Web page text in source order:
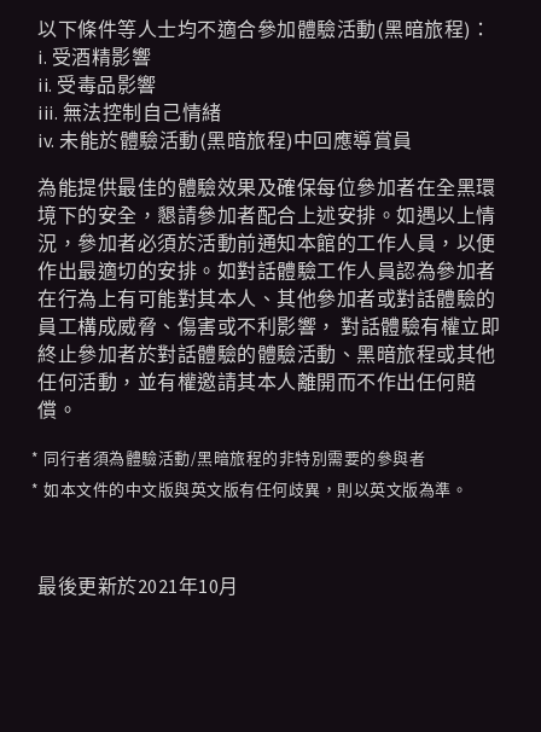
以下條件等人士均不適合參加體驗活動(黑暗旅程)：
i. 受酒精影響
ii. 受毒品影響
iii. 無法控制自己情緒
iv. 未能於體驗活動(黑暗旅程)中回應導賞員
為能提供最佳的體驗效果及確保每位參加者在全黑環
境下的安全，懇請參加者配合上述安排。如遇以上情
況，參加者必須於活動前通知本館的工作人員，以便
作出最適切的安排。如對話體驗工作人員認為參加者
在行為上有可能對其本人、其他參加者或對話體驗的
員工構成威脅、傷害或不利影響， 對話體驗有權立即
終止參加者於對話體驗的體驗活動、黑暗旅程或其他
任何活動，並有權邀請其本人離開而不作出任何賠
償。
同行者須為體驗活動/黑暗旅程的非特別需要的參與者
如本文件的中文版與英文版有任何歧異，則以英文版為準。
最後更新於2021年10月